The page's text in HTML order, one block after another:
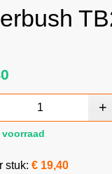
stuk: € 19,40